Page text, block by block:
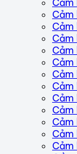
Cảm
Cảm
Cảm
Cảm
Cảm
Cảm
Cảm
Cảm
Cảm
Cảm
Cảm
Cảm